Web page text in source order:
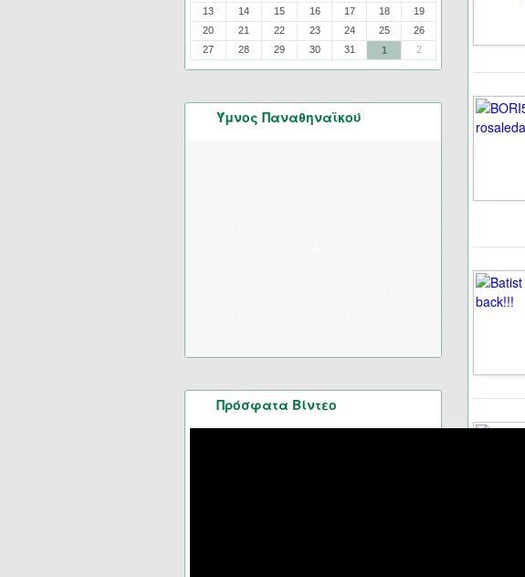
13
14 15 16 17 18
19
20
21 22 23 24 25
26
27
28 29 30 31 1 2
Ύμνος Παναθηναϊκού
Πρόσφατα Βίντεο